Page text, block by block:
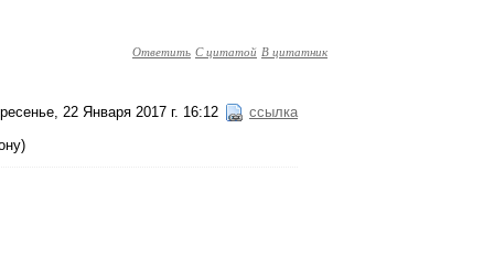
Ответить С цитатой В цитатник
22 Января 2017 г. 16:12 ссылка